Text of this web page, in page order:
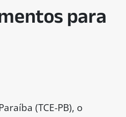
para
(TCE-PB), o